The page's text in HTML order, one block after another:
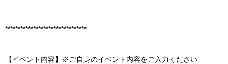
********************************
【イベント内容】※ご自身のイベント内容をご入力ください